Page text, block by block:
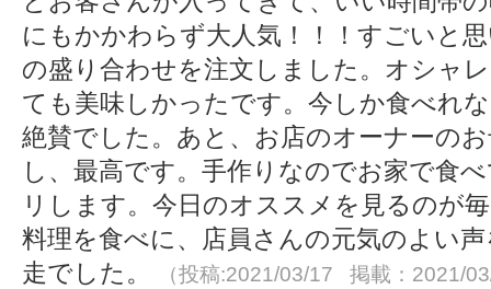
にもかかわらず大人気！！！すごいと
の盛り合わせを注文しました。オシャ
ても美味しかったです。今しか食べれ
絶賛でした。あと、お店のオーナーの
し、最高です。手作りなのでお家で食
リします。今日のオススメを見るのが
料理を食べに、店員さんの元気のよい
走でした。
（投稿:2021/03/17 掲載：2021/